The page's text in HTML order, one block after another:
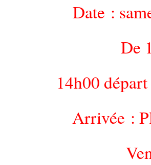
Date :
De
14h00
Arrivée :